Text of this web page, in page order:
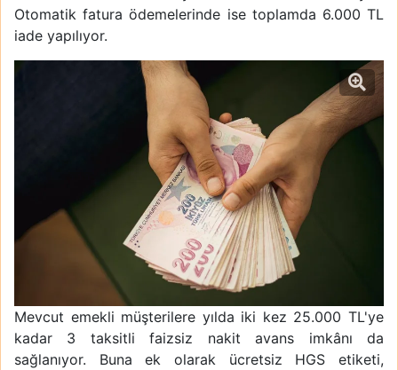
Otomatik fatura ödemelerinde ise toplamda 6.000 TL
iade yapılıyor.
Mevcut emekli müşterilere yılda iki kez 25.000 TL'ye
kadar 3 taksitli faizsiz nakit avans imkânı da
sağlanıyor. Buna ek olarak ücretsiz HGS etiketi,